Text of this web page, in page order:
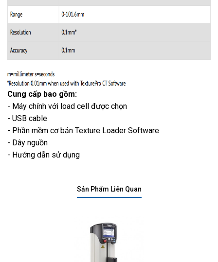
Cung cấp bao gồm:
- Máy chính với load cell được chọn
- USB cable
- Phần mềm cơ bản Texture Loader Software
- Dây nguồn
- Hướng dẫn sử dụng
Sản Phẩm Liên Quan